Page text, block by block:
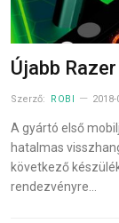
Újabb
Szerző: ROBI 2018-
A gyártó első
hatalmas
következő
rendezvényre…